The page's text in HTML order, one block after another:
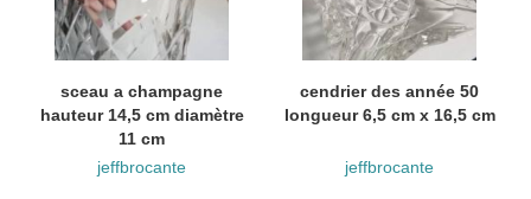
sceau a champagne
hauteur 14,5 cm diamètre
11 cm
jeffbrocante
cendrier des année 50
longueur 6,5 cm x 16,5 cm
jeffbrocante